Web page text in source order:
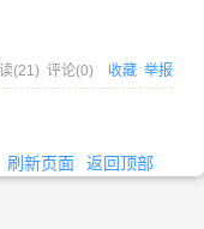
(21) 评论(0) 收藏 举报
刷新页面 返回顶部